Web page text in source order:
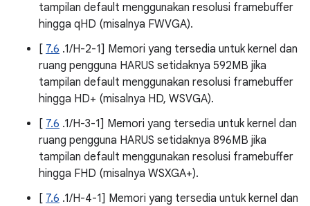
tampilan default menggunakan resolusi framebuffer
hingga qHD (misalnya FWVGA).
[ 7.6 .1/H-2-1] Memori yang tersedia untuk kernel dan
ruang pengguna HARUS setidaknya 592MB jika
tampilan default menggunakan resolusi framebuffer
hingga HD+ (misalnya HD, WSVGA).
[ 7.6 .1/H-3-1] Memori yang tersedia untuk kernel dan
ruang pengguna HARUS setidaknya 896MB jika
tampilan default menggunakan resolusi framebuffer
hingga FHD (misalnya WSXGA+).
[ 7.6 .1/H-4-1] Memori yang tersedia untuk kernel dan